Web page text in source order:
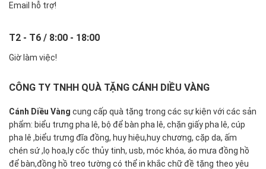
Email hỗ trợ!
T2 - T6 / 8:00 - 18:00
Giờ làm việc!
CÔNG TY TNHH QUÀ TẶNG CÁNH DIỀU VÀNG
Cánh Diều Vàng cung cấp quà tặng trong các sự kiện với các sản
phẩm: biểu trưng pha lê, bộ để bàn pha lê, chặn giấy pha lê, cúp
pha lê ,biểu trưng đĩa đồng, huy hiệu,huy chương, cặp da, ấm
chén sứ ,lọ hoa,ly cốc thủy tinh, usb, móc khóa, áo mưa đồng hồ
để bàn,đồng hồ treo tường có thể in khắc chữ đề tặng theo yêu